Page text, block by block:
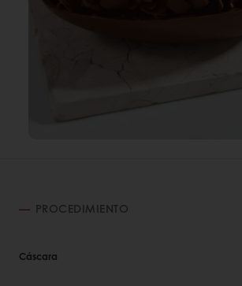
PROCEDIMIENTO
Cáscara